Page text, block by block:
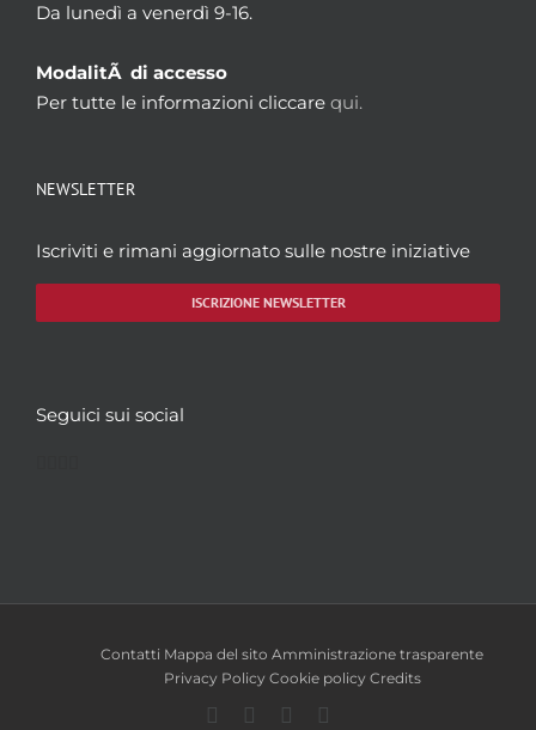
Da lunedì a venerdì 9-16.
ModalitÃ di accesso
Per tutte le informazioni cliccare qui.
NEWSLETTER
Iscriviti e rimani aggiornato sulle nostre iniziative
ISCRIZIONE NEWSLETTER
Seguici sui social
Contatti Mappa del sito Amministrazione trasparente
Privacy Policy Cookie policy Credits
Facebook
TwitterYouTube